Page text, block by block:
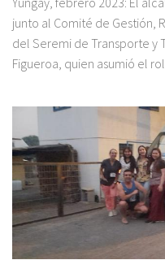
junto al Comité de Gestión,
del Seremi de Transporte y
Figueroa, quien asumió el